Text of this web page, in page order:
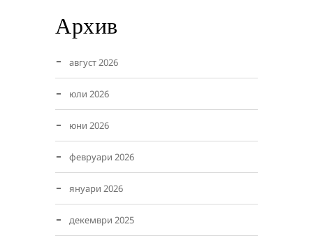
Архив
август 2026
юли 2026
юни 2026
февруари 2026
януари 2026
декември 2025